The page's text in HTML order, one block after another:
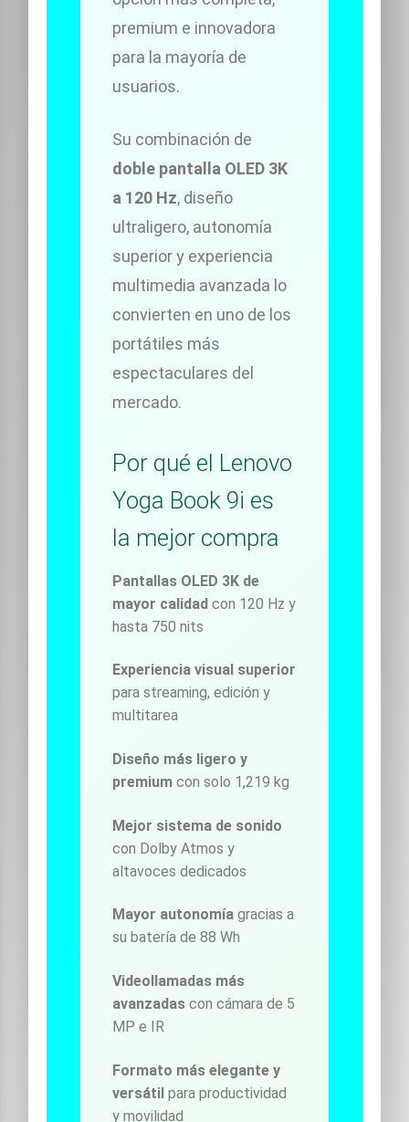
premium e innovadora
para la mayoría de
usuarios.
Su combinación de
doble pantalla OLED 3K
a 120 Hz, diseño
ultraligero, autonomía
superior y experiencia
multimedia avanzada lo
convierten en uno de los
portátiles más
espectaculares del
mercado.
Por qué el Lenovo
Yoga Book 9i es
la mejor compra
Pantallas OLED 3K de
mayor calidad con 120 Hz y
hasta 750 nits
Experiencia visual superior
para streaming, edición y
multitarea
Diseño más ligero y
premium con solo 1,219 kg
Mejor sistema de sonido
con Dolby Atmos y
altavoces dedicados
Mayor autonomía gracias a
su batería de 88 Wh
Videollamadas más
avanzadas con cámara de 5
MP e IR
Formato más elegante y
versátil para productividad
y movilidad